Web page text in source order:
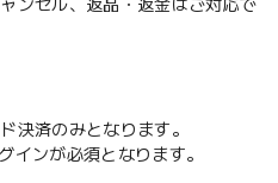
ンセル、返品・返金はご対応で
決済のみとなります。
インが必須となります。